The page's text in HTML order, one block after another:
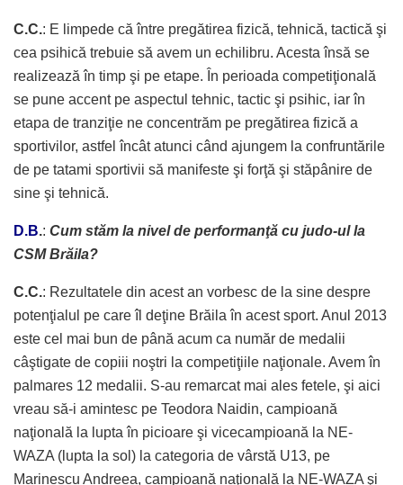
C.C.: E limpede că între pregătirea fizică, tehnică, tactică şi
cea psihică trebuie să avem un echilibru. Acesta însă se
realizează în timp şi pe etape. În perioada competiţională
se pune accent pe aspectul tehnic, tactic şi psihic, iar în
etapa de tranziţie ne concentrăm pe pregătirea fizică a
sportivilor, astfel încât atunci când ajungem la confruntările
de pe tatami sportivii să manifeste şi forţă şi stăpânire de
sine şi tehnică.
D.B.: Cum stăm la nivel de performanţă cu judo-ul la
CSM Brăila?
C.C.: Rezultatele din acest an vorbesc de la sine despre
potenţialul pe care îl deţine Brăila în acest sport. Anul 2013
este cel mai bun de până acum ca număr de medalii
câştigate de copiii noştri la competiţiile naţionale. Avem în
palmares 12 medalii. S-au remarcat mai ales fetele, şi aici
vreau să-i amintesc pe Teodora Naidin, campioană
naţională la lupta în picioare şi vicecampioană la NE-
WAZA (lupta la sol) la categoria de vârstă U13, pe
Marinescu Andreea, campioană naţională la NE-WAZA şi